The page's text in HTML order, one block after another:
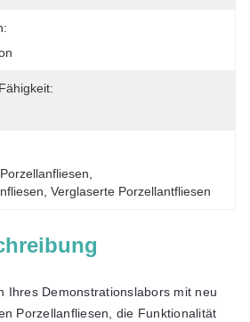
Verglaserte Porzellantfliesen
Ihres Demonstrationslabors mit neu
Porzellanfliesen, die Funktionalität